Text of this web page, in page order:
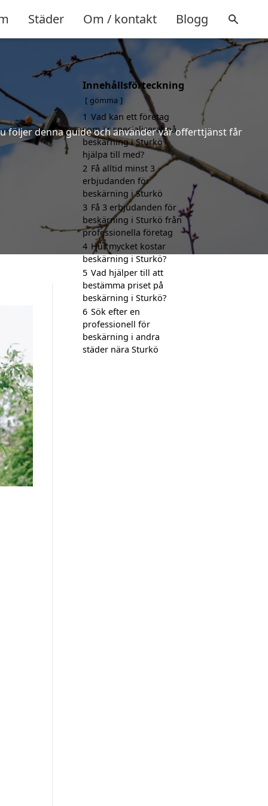
Städer Om / kontakt Blogg
följer denna guide och använder vår offerttjänst får
Innehållsförteckning
gömma
1 Vad kan ett företag
som är specialiserat på
beskärning i Sturkö
hjälpa till med?
2 Få alltid minst 3
erbjudanden för
beskärning i Sturkö
3 Få 3 erbjudanden för
beskärning i Sturkö från
professionella företag
4 Hur mycket kostar
beskärning i Sturkö?
5 Vad hjälper till att
bestämma priset på
beskärning i Sturkö?
6 Sök efter en
professionell för
beskärning i andra
städer nära Sturkö